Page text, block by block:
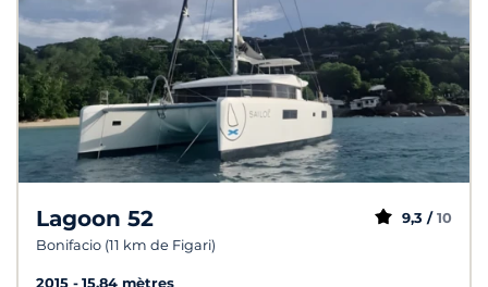
Lagoon 52
Bonifacio (11 km de Figari)
9,3 / 10
2015
15.84 mètres